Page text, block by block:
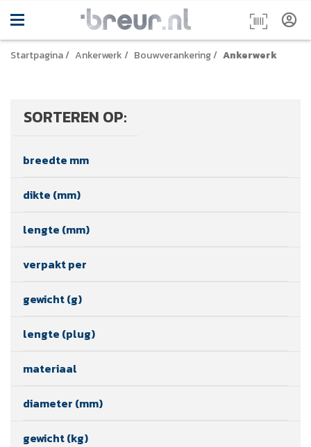
Startpagina/ Ankerwerk/ Bouwverankering/ Ankerwerk
SORTEREN OP:
breedte mm
dikte (mm)
lengte (mm)
verpakt per
gewicht (g)
lengte (plug)
materiaal
diameter (mm)
gewicht (kg)